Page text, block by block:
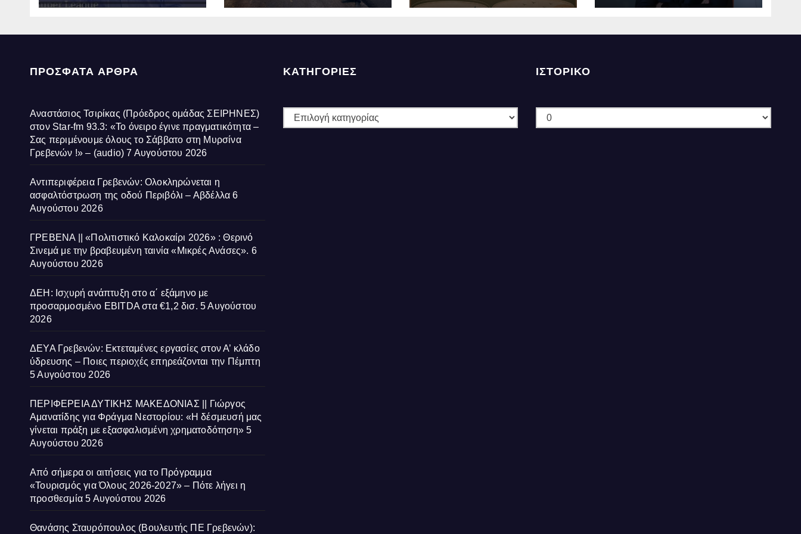
Σας περιμένουμε
Μυρσίνα Γρεβενών !» –
Αβδέλλα
Ανάσες».
ΠΡΌΣΦΑΤΑ ΆΡΘΡΑ
Αναστάσιος Τσιρίκας (Πρόεδρος ομάδας ΣΕΙΡΗΝΕΣ)
στον Star-fm 93.3: «Το όνειρο έγινε πραγματικότητα –
Σας περιμένουμε όλους το Σάββατο στη Μυρσίνα
Γρεβενών !» – (audio) 7 Αυγούστου 2026
Αντιπεριφέρεια Γρεβενών: Ολοκληρώνεται η
ασφαλτόστρωση της οδού Περιβόλι – Αβδέλλα 6
Αυγούστου 2026
ΓΡΕΒΕΝΑ || «Πολιτιστικό Καλοκαίρι 2026» : Θερινό
Σινεμά με την βραβευμένη ταινία «Μικρές Ανάσες». 6
Αυγούστου 2026
ΔΕΗ: Ισχυρή ανάπτυξη στο α΄ εξάμηνο με
προσαρμοσμένο EBITDA στα €1,2 δισ. 5 Αυγούστου
2026
ΔΕΥΑ Γρεβενών: Εκτεταμένες εργασίες στον Α’ κλάδο
ύδρευσης – Ποιες περιοχές επηρεάζονται την Πέμπτη
5 Αυγούστου 2026
ΠΕΡΙΦΕΡΕΙΑ ΔΥΤΙΚΗΣ ΜΑΚΕΔΟΝΙΑΣ || Γιώργος
Αμανατίδης για Φράγμα Νεστορίου: «Η δέσμευσή μας
γίνεται πράξη με εξασφαλισμένη χρηματοδότηση» 5
Αυγούστου 2026
Από σήμερα οι αιτήσεις για το Πρόγραμμα
«Τουρισμός για Όλους 2026-2027» – Πότε λήγει η
προσθεσμία 5 Αυγούστου 2026
Θανάσης Σταυρόπουλος (Βουλευτής ΠΕ Γρεβενών):
ΚΑΤΗΓΟΡΙΕΣ
ΚΑΤΗΓΟΡΙΕΣ
ΙΣΤΟΡΙΚΌ
Ιστορικό